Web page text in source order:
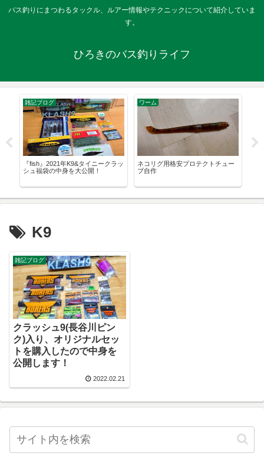
バス釣りにまつわるタックル、ルアー情報やテクニックについて紹介していま
す。
ひろきのバス釣りライフ
雑記ブログ
『fish』2021年K9&タイニークラッ
シュ福袋の中身を大公開！
ワーム
ネコリグ用格安プロテクトチュー
ブ自作
K9
雑記ブログ
クラッシュ9(長谷川ピン
ク)入り、オリジナルセッ
トを購入したので中身を
公開します！
2022.02.21